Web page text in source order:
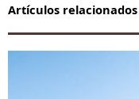
Artículos relacionados